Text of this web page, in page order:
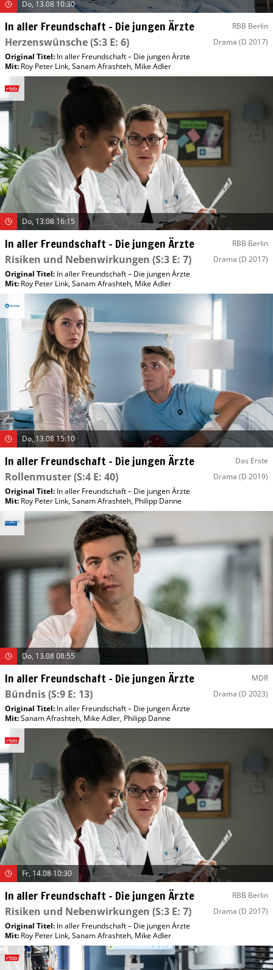
Do, 13.08 10:30
In aller Freundschaft – Die jungen Ärzte RBB Berlin
Herzenswünsche(S:3 E: 6) Drama (D 2017)
Original Titel: In aller Freundschaft – Die jungen Ärzte
Mit: Roy Peter Link,Sanam Afrashteh, Mike Adler
Do, 13.08 16:15
In aller Freundschaft – Die jungen Ärzte RBB Berlin
Risiken und Nebenwirkungen (S:3 E: 7) Drama (D 2017)
Original Titel: In aller Freundschaft – Die jungen Ärzte
Mit: Roy Peter Link,Sanam Afrashteh, Mike Adler
Do, 13.08 15:10
In aller Freundschaft – Die jungen Ärzte Das Erste
Rollenmuster(S:4 E: 40) Drama (D 2019)
Original Titel: In aller Freundschaft – Die jungen Ärzte
Mit: Roy Peter Link,Sanam Afrashteh, Philipp Danne
Do, 13.08 08:55
In aller Freundschaft – Die jungen Ärzte MDR
Bündnis(S:9 E: 13) Drama (D 2023)
Original Titel: In aller Freundschaft – Die jungen Ärzte
Mit:Sanam Afrashteh, Mike Adler, Philipp Danne
Fr, 14.08 10:30
In aller Freundschaft – Die jungen Ärzte RBB Berlin
Risiken und Nebenwirkungen (S:3 E: 7) Drama (D 2017)
Original Titel: In aller Freundschaft – Die jungen Ärzte
Mit: Roy Peter Link,Sanam Afrashteh, Mike Adler